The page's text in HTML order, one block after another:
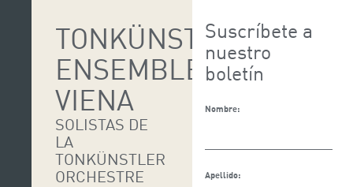
TONKÜNSTLER
ENSEMBLE
VIENA
SOLISTAS DE
LA
TONKÜNSTLER
ORCHESTRE
Suscríbete a
nuestro
boletín
Nombre:
Apellido: